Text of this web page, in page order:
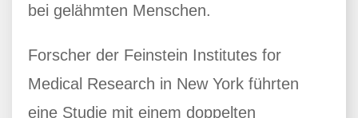
bei gelähmten Menschen.
Forscher der Feinstein Institutes for
Medical Research in New York führten
eine Studie mit einem doppelten